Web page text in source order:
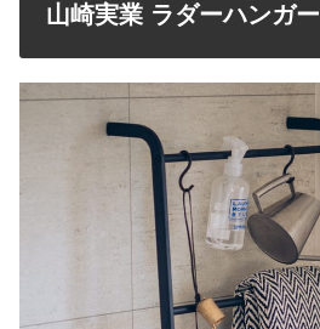
山崎実業 ラダーハンガー